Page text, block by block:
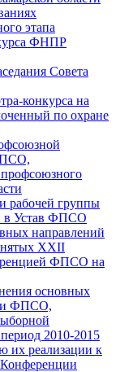
этапа
ФНПР
Совета
конкурса на
по охране
рабочей группы
в Устав ФПСО
направлений
XXII
ФПСО на
основных
ФПСО,
2010-2015
их реализации к